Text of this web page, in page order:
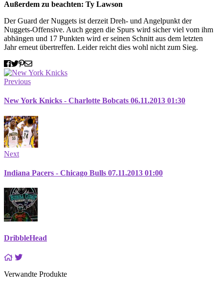
Außerdem zu beachten: Ty Lawson
Der Guard der Nuggets ist derzeit Dreh- und Angelpunkt der
Nuggets-Offensive. Auch gegen die Spurs wird sicher viel vom ihm
abhängen und 17 Punkten wird er seinen Schnitt aus dem letzten
Jahr erneut übertreffen. Leider reicht dies wohl nicht zum Sieg.
Previous
New York Knicks - Charlotte Bobcats 06.11.2013 01:30
Next
Indiana Pacers - Chicago Bulls 07.11.2013 01:00
DribbleHead
Verwandte Produkte